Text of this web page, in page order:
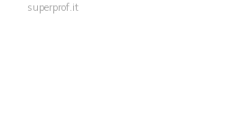
superprof.it